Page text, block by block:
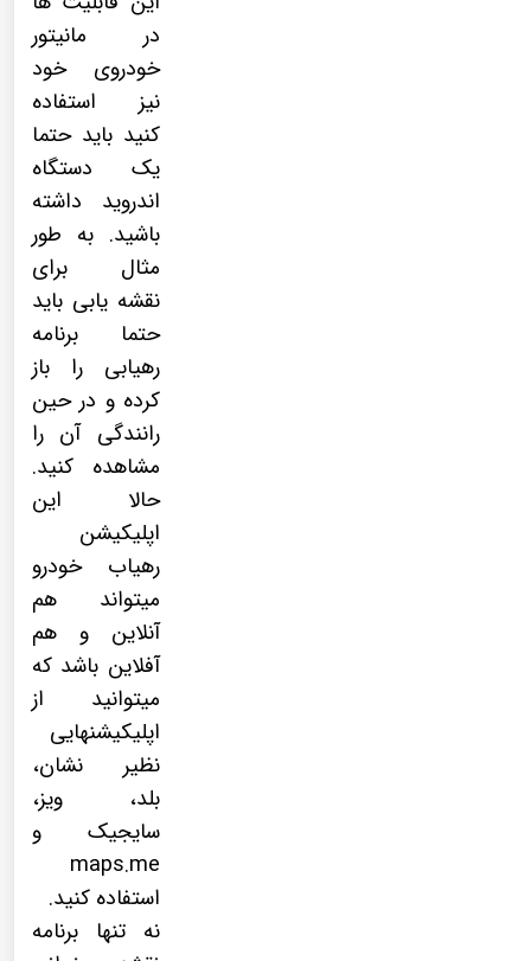
در مانیتور
خودروی خود
نیز استفاده
کنید باید حتما
یک دستگاه
اندروید داشته
باشید. به طور
مثال برای
نقشه یابی باید
حتما برنامه
رهیابی را باز
کرده و در حین
رانندگی آن را
مشاهده کنید.
حالا این
اپلیکیشن
رهیاب خودرو
میتواند هم
آنلاین و هم
آفلاین باشد که
میتوانید از
اپلیکیشنهایی
نظیر نشان،
بلد، ویز،
سایجیک و
maps.me
استفاده کنید.
نه تنها برنامه